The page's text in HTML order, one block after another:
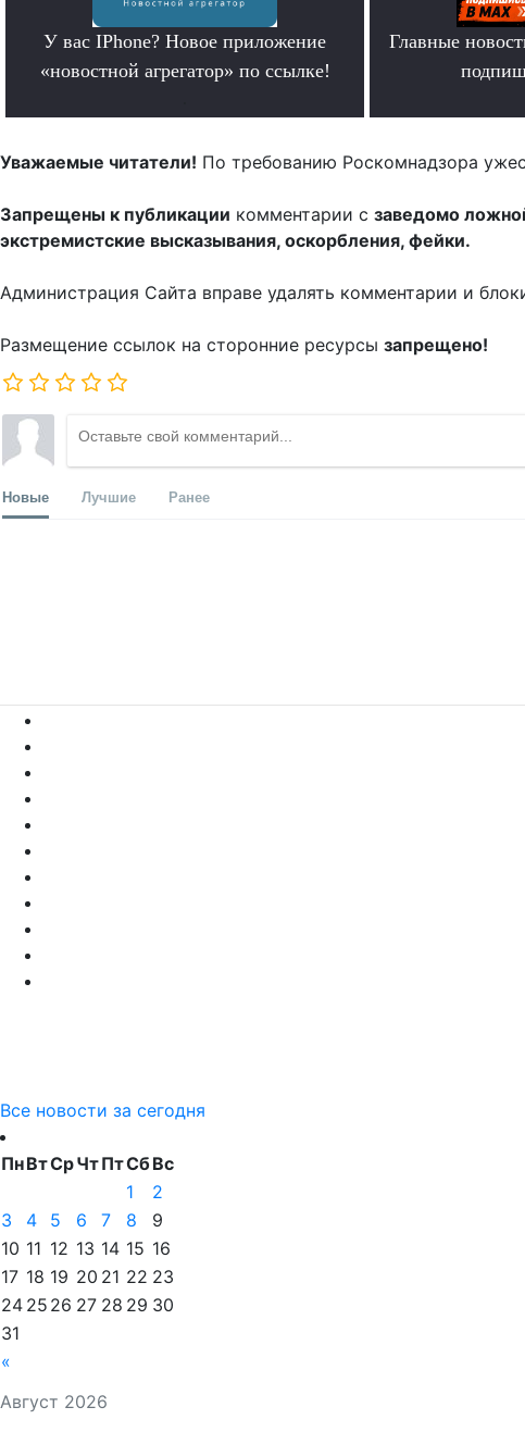
У вас IPhone? Новое приложение
«новостной агрегатор» по ссылке!
Главные
Уважаемые читатели! По требованию Роскомнадзора
Запрещены к публикации комментарии с заведомо
экстремистские высказывания, оскорбления, фейки.
Администрация Сайта вправе удалять комментарии и
Размещение ссылок на сторонние ресурсы запрещено!
Новые Лучшие Ранее
Все новости за сегодня
Август 2026
ПнВтСрЧтПтСбВс
«
1
2
3
4 5 6 7 8
9
10 11 12 13 14 15 16
17 18 19 20 21 22 23
24 25 26 27 28 29 30
31